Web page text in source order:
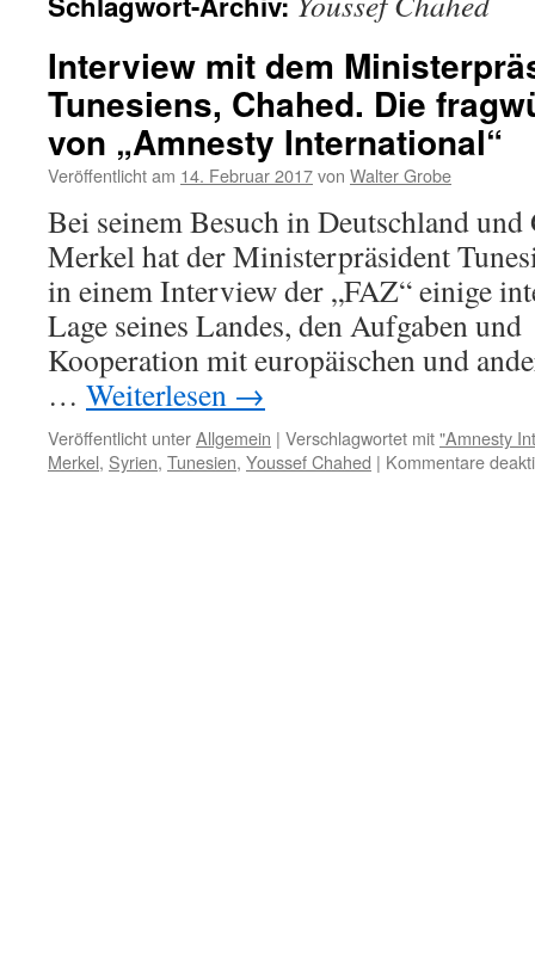
Interview mit dem
Tunesiens, Chahed. Die
von „Amnesty International“
Veröffentlicht am 14. Februar 2017von Walter Grobe
Bei seinem Besuch in Deutschland
Merkel hat der Ministerpräsident
in einem Interview der „FAZ“ einige
Lage seines Landes, den Aufgaben
Kooperation mit europäischen und
… Weiterlesen →
Veröffentlicht unterAllgemein | Verschlagwortet mit"Amnesty
Merkel, Syrien, Tunesien, Youssef Chahed | Kommentare